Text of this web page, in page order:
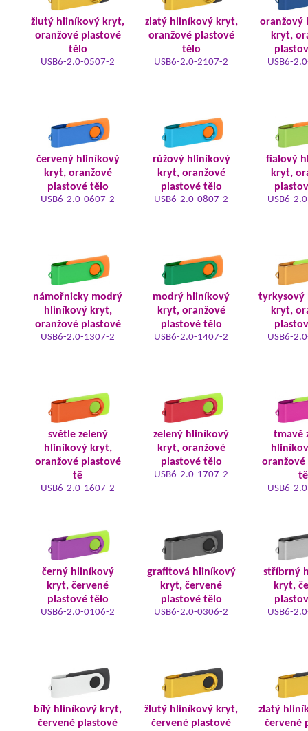
žlutý hliníkový kryt,
oranžové plastové
tělo
USB6-2.0-0507-2
zlatý hliníkový kryt,
oranžové plastové
tělo
USB6-2.0-2107-2
oranžový
kryt,
USB6-
červený hliníkový
kryt, oranžové
plastové tělo
USB6-2.0-0607-2
růžový hliníkový
kryt, oranžové
plastové tělo
USB6-2.0-0807-2
fialový
kryt,
USB6-
námořnicky modrý
hliníkový kryt,
oranžové plastové
USB6-2.0-1307-2
modrý hliníkový
kryt, oranžové
plastové tělo
USB6-2.0-1407-2
tyrkysový
kryt,
USB6-
světle zelený
hliníkový kryt,
oranžové plastové
tě
USB6-2.0-1607-2
zelený hliníkový
kryt, oranžové
plastové tělo
USB6-2.0-1707-2
tmavě
oranžové
USB6-
černý hliníkový
kryt, červené
plastové tělo
USB6-2.0-0106-2
grafitová hliníkový
kryt, červené
plastové tělo
USB6-2.0-0306-2
stříbrný
kryt,
USB6-
bílý hliníkový kryt,
červené plastové
žlutý hliníkový kryt,
červené plastové
zlatý
červené